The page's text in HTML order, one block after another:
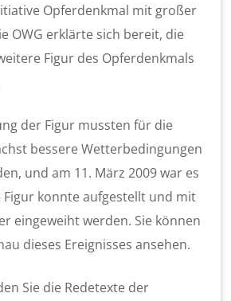
Opferdenkmal mit großer
OWG erklärte sich bereit, die
Figur des Opferdenkmals
der Figur mussten für die
bessere Wetterbedingungen
und am 11. März 2009 war es
Figur konnte aufgestellt und mit
eingeweiht werden. Sie können
dieses Ereignisses ansehen.
Sie die Redetexte der